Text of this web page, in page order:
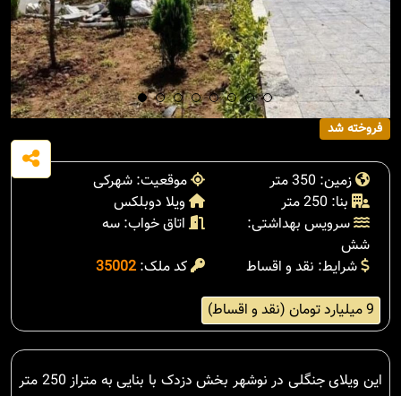
فروخته شد
زمین: 350 متر
موقعیت: شهرکی
بنا: 250 متر
ویلا دوبلکس
سرویس بهداشتی:
شش
اتاق خواب: سه
شرایط: نقد و اقساط
کد ملک: 35002
9 میلیارد تومان (نقد و اقساط)
این ویلای جنگلی در نوشهر بخش دزدک با بنایی به متراز 250 متر